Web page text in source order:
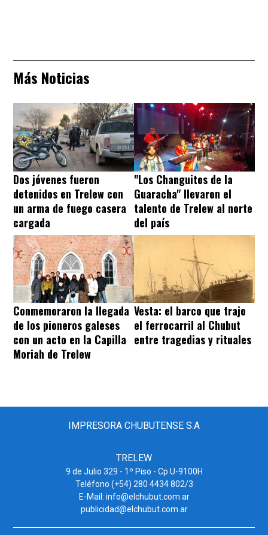
Más Noticias
Dos jóvenes fueron
detenidos en Trelew con
un arma de fuego casera
cargada
"Los Changuitos de la
Guaracha" llevaron el
talento de Trelew al norte
del país
Conmemoraron la llegada
de los pioneros galeses
con un acto en la Capilla
Moriah de Trelew
Vesta: el barco que trajo
el ferrocarril al Chubut
entre tragedias y rituales
IMPRESORA CHUBUTENSE S.A
TRELEW
9 de Julio 329 - 1º Piso - Cp U-9100H
Teléfono (+54) 280 4434 802/3
E-Mail: info@elchubut.com.ar
publicidad@elchubut.com.ar